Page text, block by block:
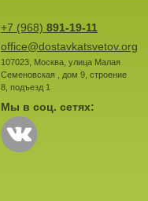
+7 (968) 891-19-11
office@dostavkatsvetov.org
107023, Москва, улица Малая
Семеновская , дом 9, строение
8, подъезд 1
Мы в соц. сетях: